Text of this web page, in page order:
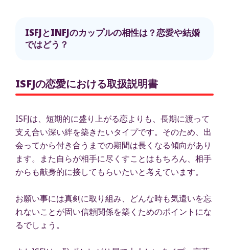
ISFJとINFJのカップルの相性は？恋愛や結婚
ではどう？
ISFJの恋愛における取扱説明書
ISFJは、短期的に盛り上がる恋よりも、長期に渡って
支え合い深い絆を築きたいタイプです。そのため、出
会ってから付き合うまでの期間は長くなる傾向があり
ます。また自らが相手に尽くすことはもちろん、相手
からも献身的に接してもらいたいと考えています。
お願い事には真剣に取り組み、どんな時も気遣いを忘
れないことが固い信頼関係を築くためのポイントにな
るでしょう。